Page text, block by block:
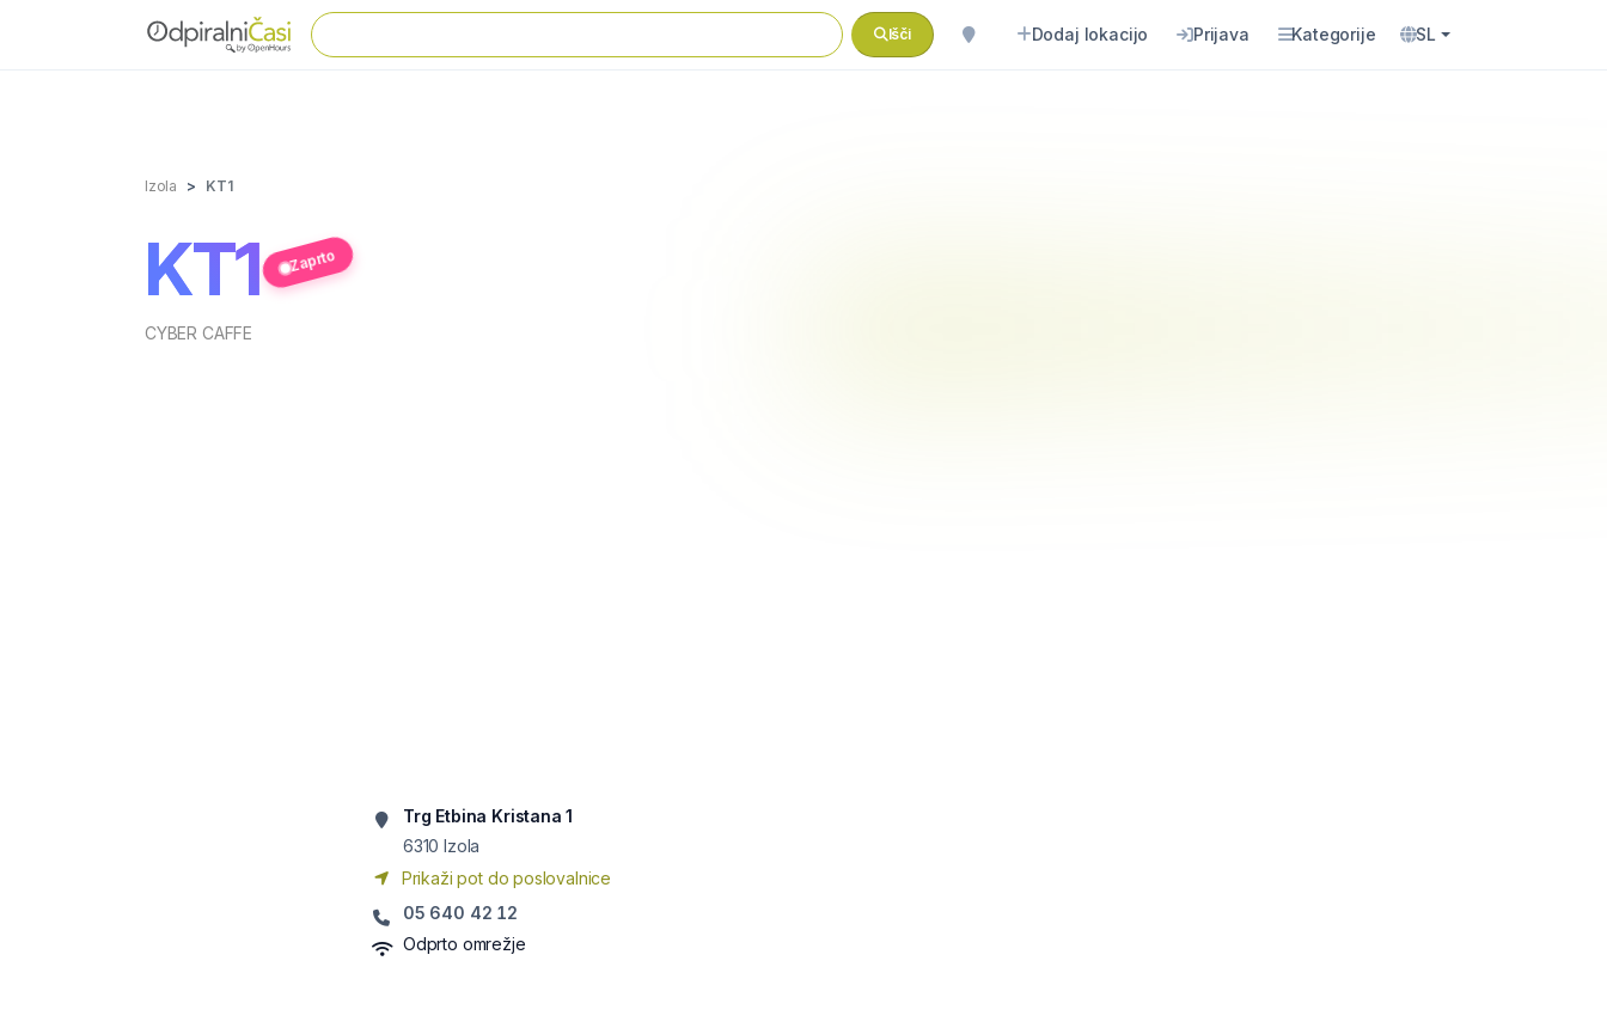
Išči Dodaj lokacijo Prijava Kategorije SL
Izola KT1
KT1
CYBER CAFFE
Zaprto
Trg Etbina Kristana 1
6310 Izola
Prikaži pot do poslovalnice
05 640 42 12
Odprto omrežje